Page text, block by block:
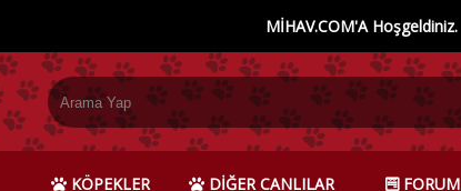
MİHAV.COM'A Hoşgeldiniz.
KÖPEKLER DİĞER CANLILAR FORUM